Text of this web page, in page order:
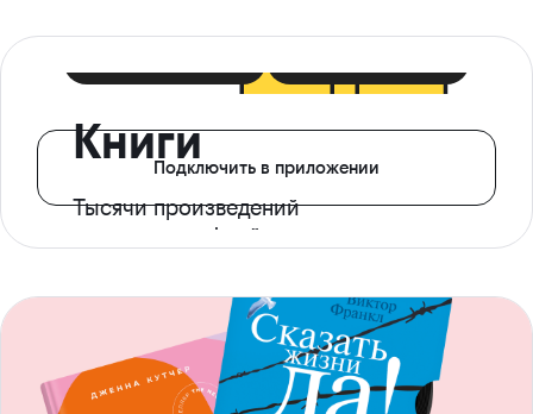
Книги
Тысячи произведений
с доступом офлайн
Подключить в приложении